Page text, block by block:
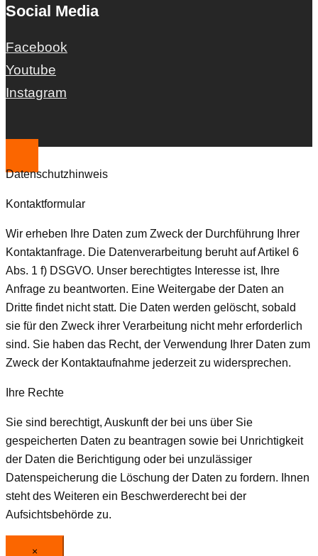
Social Media
Facebook
Youtube
Instagram
Datenschutzhinweis
Kontaktformular
Wir erheben Ihre Daten zum Zweck der Durchführung Ihrer
Kontaktanfrage. Die Datenverarbeitung beruht auf Artikel 6
Abs. 1 f) DSGVO. Unser berechtigtes Interesse ist, Ihre
Anfrage zu beantworten. Eine Weitergabe der Daten an
Dritte findet nicht statt. Die Daten werden gelöscht, sobald
sie für den Zweck ihrer Verarbeitung nicht mehr erforderlich
sind. Sie haben das Recht, der Verwendung Ihrer Daten zum
Zweck der Kontaktaufnahme jederzeit zu widersprechen.
Ihre Rechte
Sie sind berechtigt, Auskunft der bei uns über Sie
gespeicherten Daten zu beantragen sowie bei Unrichtigkeit
der Daten die Berichtigung oder bei unzulässiger
Datenspeicherung die Löschung der Daten zu fordern. Ihnen
steht des Weiteren ein Beschwerderecht bei der
Aufsichtsbehörde zu.
×